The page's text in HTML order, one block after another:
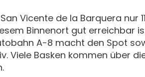
Vicente de la Barquera nur
Binnenort gut erreichbar
A-8 macht den Spot
Viele Basken kommen über